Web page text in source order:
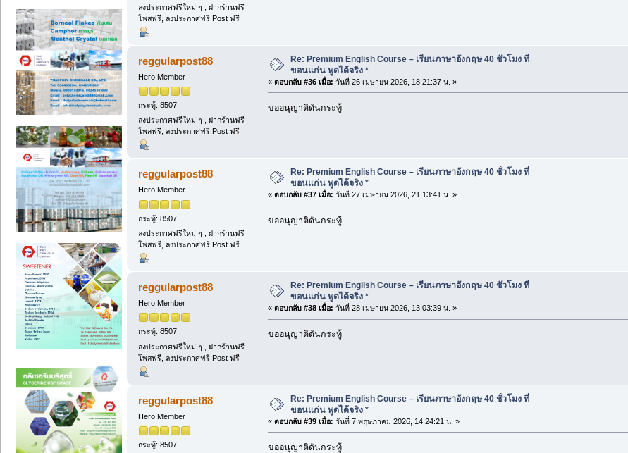
ลงประกาศฟรีใหม่ ๆ , ฝากร้านฟรี
โพสฟรี, ลงประกาศฟรี Post ฟรี
reggularpost88
Hero Member
กระทู้: 8507
ลงประกาศฟรีใหม่ ๆ , ฝากร้านฟรี
โพสฟรี, ลงประกาศฟรี Post ฟรี
Re: Premium English Course – เรียนภาษาอังกฤษ 40 ชั่วโมง ที่
ขอนแก่น พูดได้จริง *
« ตอบกลับ #36 เมื่อ: วันที่ 26 เมษายน 2026, 18:21:37 น. »
ขออนุญาติดันกระทู้
reggularpost88
Hero Member
กระทู้: 8507
ลงประกาศฟรีใหม่ ๆ , ฝากร้านฟรี
โพสฟรี, ลงประกาศฟรี Post ฟรี
Re: Premium English Course – เรียนภาษาอังกฤษ 40 ชั่วโมง ที่
ขอนแก่น พูดได้จริง *
« ตอบกลับ #37 เมื่อ: วันที่ 27 เมษายน 2026, 21:13:41 น. »
ขออนุญาติดันกระทู้
reggularpost88
Hero Member
กระทู้: 8507
ลงประกาศฟรีใหม่ ๆ , ฝากร้านฟรี
โพสฟรี, ลงประกาศฟรี Post ฟรี
Re: Premium English Course – เรียนภาษาอังกฤษ 40 ชั่วโมง ที่
ขอนแก่น พูดได้จริง *
« ตอบกลับ #38 เมื่อ: วันที่ 28 เมษายน 2026, 13:03:39 น. »
ขออนุญาติดันกระทู้
reggularpost88
Hero Member
กระทู้: 8507
Re: Premium English Course – เรียนภาษาอังกฤษ 40 ชั่วโมง ที่
ขอนแก่น พูดได้จริง *
« ตอบกลับ #39 เมื่อ: วันที่ 7 พฤษภาคม 2026, 14:24:21 น. »
ขออนุญาติดันกระทู้